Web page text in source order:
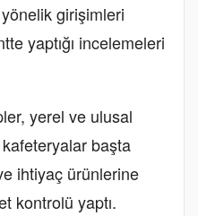
girişimleri
yaptığı incelemeleri
yerel ve ulusal
başta
ihtiyaç ürünlerine
kontrolü yaptı.